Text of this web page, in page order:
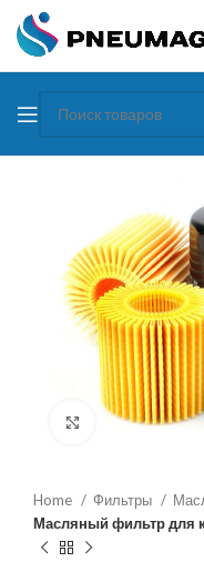
Увеличить
Home Фильтры
Масляный фильтр для